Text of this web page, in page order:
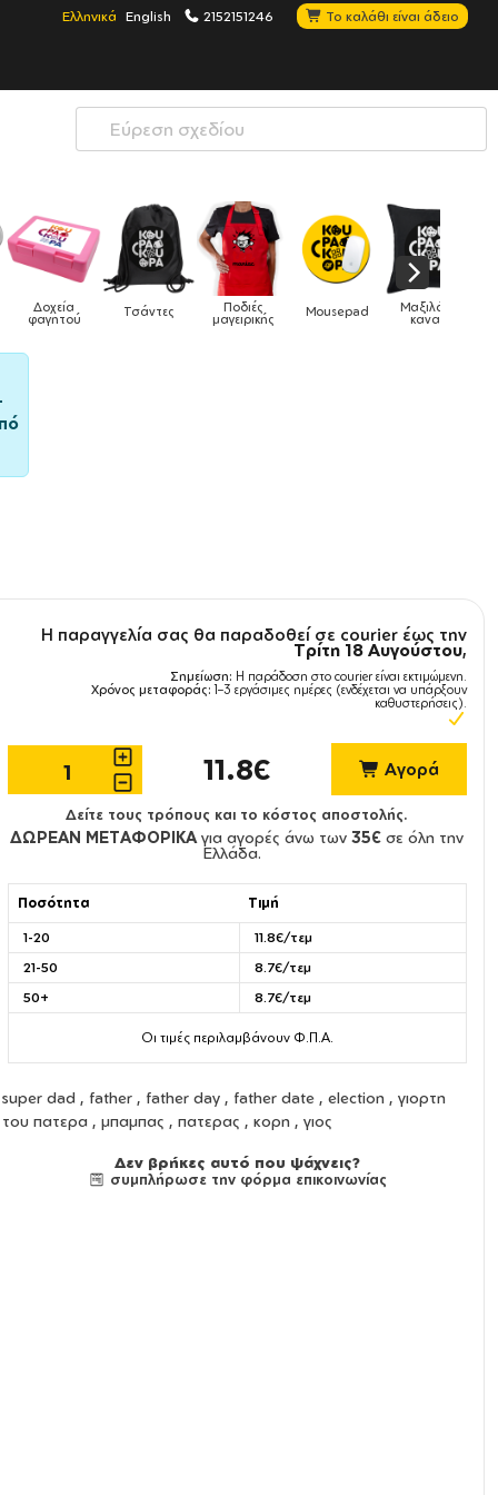
Ελληνικά English 2152151246 Το καλάθι είναι άδειο
Mousepad Μαξιλάρια
καναπέ Phone Holders Ρολόγια Βρεφικά
Η παραγγελία σας θα παραδοθεί σε courier έως την
Τρίτη 18 Αυγούστου,
Σημείωση: Η παράδοση στο courier είναι εκτιμώμενη.
Χρόνος μεταφοράς: 1–3 εργάσιμες ημέρες (ενδέχεται να υπάρξουν
καθυστερήσεις).
11.8€ Αγορά
Δείτε τους τρόπους και το κόστος αποστολής.
ΔΩΡΕΑΝ ΜΕΤΑΦΟΡΙΚΑ για αγορές άνω των35€ σε όλη την
Ελλάδα.
Ποσότητα Τιμή
1-20
11.8€/τεμ
21-50
8.7€/τεμ
50+
8.7€/τεμ
Οι τιμές περιλαμβάνουν Φ.Π.Α.
super dad , father , father day , father date , election , γιορτη
του πατερα , μπαμπας , πατερας , κορη , γιος
Δεν βρήκες αυτό που ψάχνεις?
συμπλήρωσε την φόρμα επικοινωνίας